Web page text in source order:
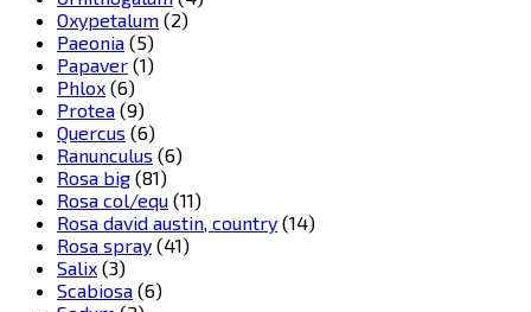
Oxypetalum (2)
Paeonia (5)
Papaver (1)
Phlox (6)
Protea (9)
Quercus (6)
Ranunculus (6)
Rosa big (81)
Rosa col/equ (11)
Rosa david austin, country (14)
Rosa spray (41)
Salix (3)
Scabiosa (6)